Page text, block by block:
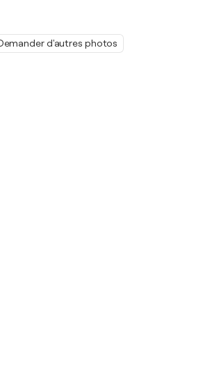
d'autres photos